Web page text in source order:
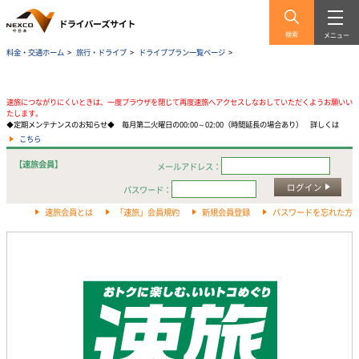
検索 メニュー
料金・交通ホーム > 旅行・ドライブ > ドライブプラン一覧ページ >
速旅につながりにくいときは、一度ブラウザを閉じて再度速旅へアクセスしなおしていただくようお願いい
たします。
◆定期メンテナンスのお知らせ◆ 毎月第二火曜日の00:00～02:00（時間延長の場合あり） 詳しくは
こちら
【速旅会員】
メールアドレス：
パスワード：
ログイン
速旅会員とは 「速旅」会員規約 新規会員登録 パスワードを忘れた方